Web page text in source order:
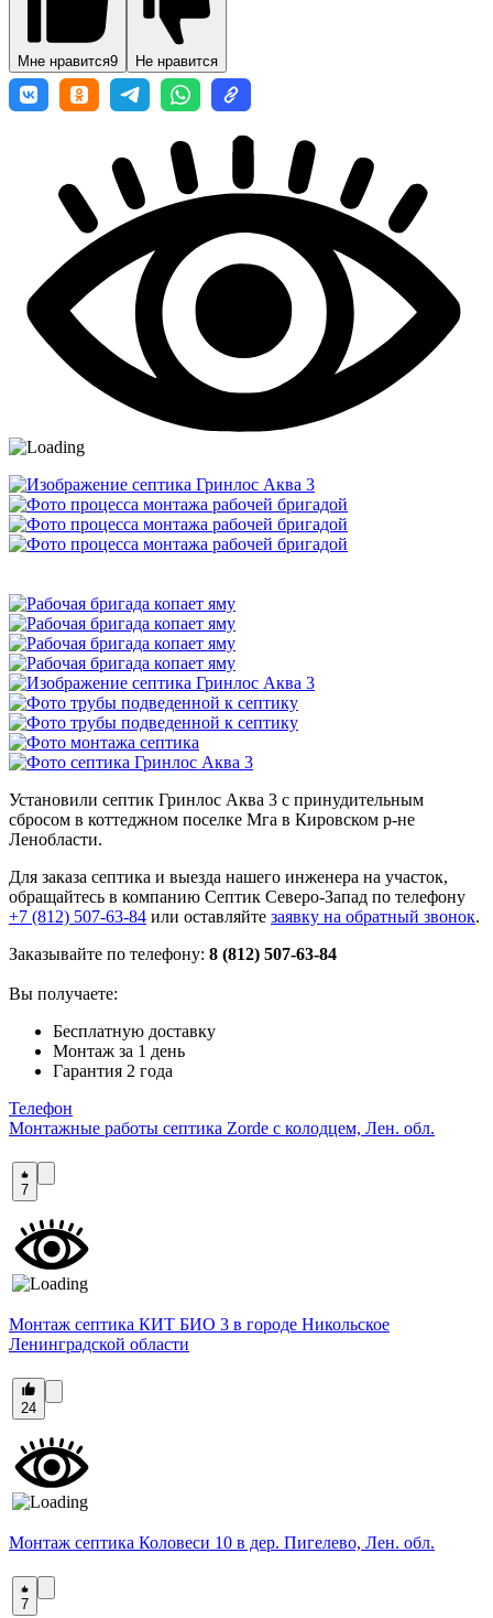
Мне нравится9 Не нравится
Установили септик Гринлос Аква 3 с принудительным
сбросом в коттеджном поселке Мга в Кировском р-не
Ленобласти.
Для заказа септика и выезда нашего инженера на участок,
обращайтесь в компанию Септик Северо-Запад по телефону
+7 (812) 507-63-84 или оставляйте заявку на обратный звонок.
Заказывайте по телефону: 8 (812) 507-63-84
Вы получаете:
Бесплатную доставку
Монтаж за 1 день
Гарантия 2 года
Телефон
Монтажные работы септика Zorde с колодцем, Лен. обл.
7
Монтаж септика КИТ БИО 3 в городе Никольское
Ленинградской области
24
Монтаж септика Коловеси 10 в дер. Пигелево, Лен. обл.
7